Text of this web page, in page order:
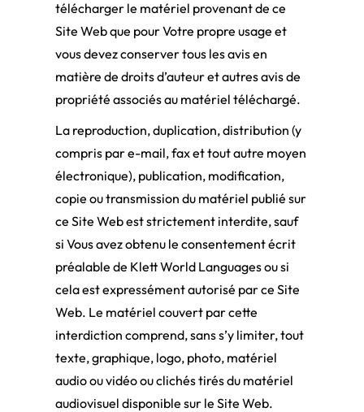
télécharger le matériel provenant de ce
Site Web que pour Votre propre usage et
vous devez conserver tous les avis en
matière de droits d’auteur et autres avis de
propriété associés au matériel téléchargé.
La reproduction, duplication, distribution (y
compris par e-mail, fax et tout autre moyen
électronique), publication, modification,
copie ou transmission du matériel publié sur
ce Site Web est strictement interdite, sauf
si Vous avez obtenu le consentement écrit
préalable de Klett World Languages ou si
cela est expressément autorisé par ce Site
Web. Le matériel couvert par cette
interdiction comprend, sans s’y limiter, tout
texte, graphique, logo, photo, matériel
audio ou vidéo ou clichés tirés du matériel
audiovisuel disponible sur le Site Web.